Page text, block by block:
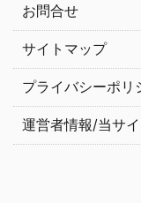
お問合せ
サイトマップ
プライバシーポリ
運営者情報/当サ